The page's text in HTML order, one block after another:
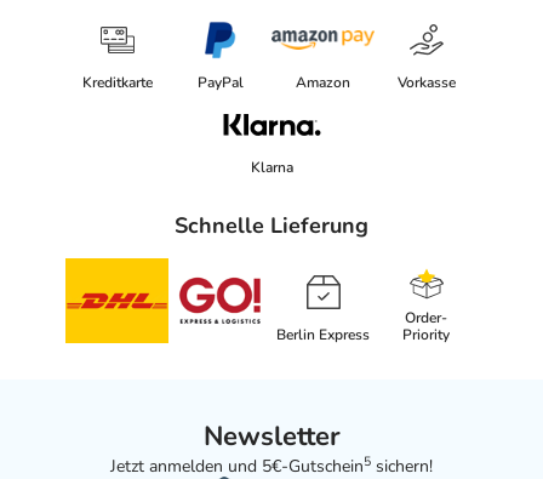
Kreditkarte PayPal Amazon Vorkasse
Klarna
Schnelle Lieferung
Berlin Express
Order-
Priority
Newsletter
Jetzt anmelden und 5€-Gutschein5 sichern!